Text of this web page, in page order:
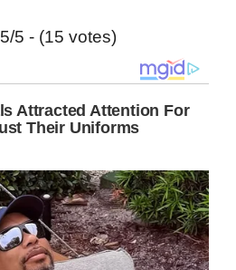
5/5 - (15 votes)